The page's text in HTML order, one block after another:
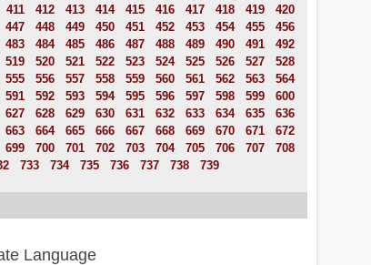
411 412 413 414 415 416 417 418 419
420
447 448 449 450 451 452 453 454 455
456
483 484 485 486 487 488 489 490 491
492
519 520 521 522 523 524 525 526 527
528
555 556 557 558 559 560 561 562 563
564
591 592 593 594 595 596 597 598 599
600
627 628 629 630 631 632 633 634 635
636
663 664 665 666 667 668 669 670 671
672
699 700 701 702 703 704 705 706 707
708
733 734 735 736 737 738 739
Language